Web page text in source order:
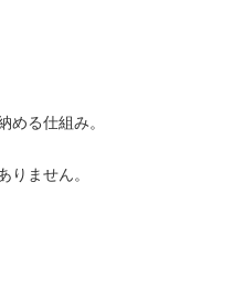
める仕組み。
りません。